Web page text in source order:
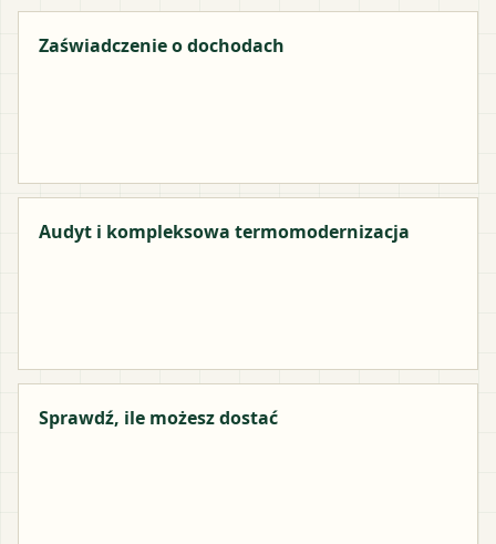
Zaświadczenie o dochodach
Audyt i kompleksowa termomodernizacja
Sprawdź, ile możesz dostać